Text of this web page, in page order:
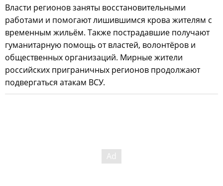
Власти регионов заняты восстановительными
работами и помогают лишившимся крова жителям с
временным жильём. Также пострадавшие получают
гуманитарную помощь от властей, волонтёров и
общественных организаций. Мирные жители
российских приграничных регионов продолжают
подвергаться атакам ВСУ.